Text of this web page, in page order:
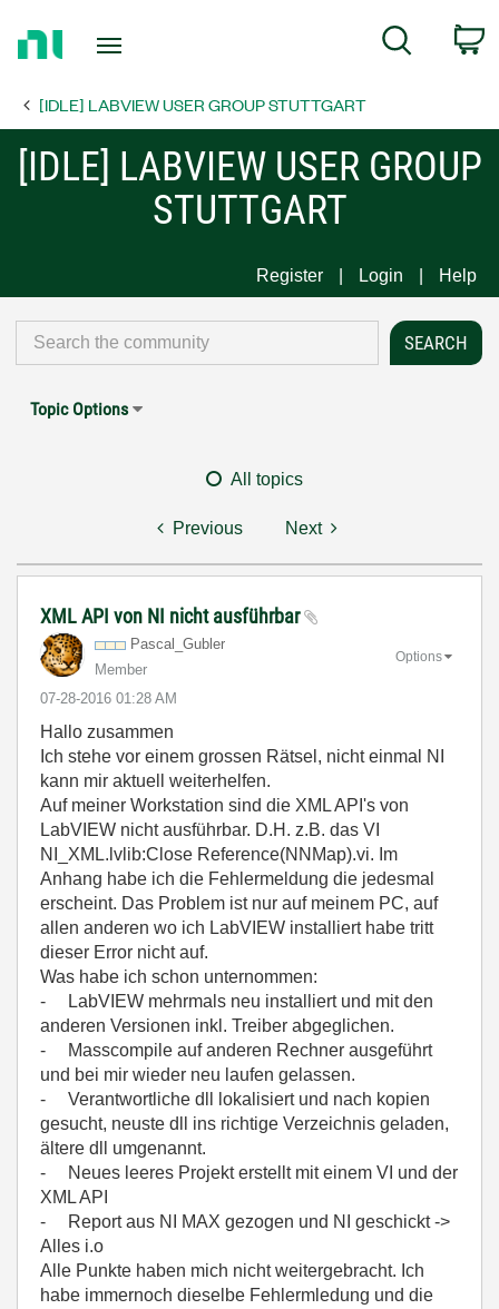
Page
Search
[IDLE] LABVIEW USER GROUP STUTTGART
[IDLE] LABVIEW USER GROUP
STUTTGART
Register Login Help
Topic Options
All topics
Previous Next
XML API von NI nicht ausführbar
Pascal_Gubler
Member
‎07-28-2016 01:28 AM
Options
Hallo zusammen
Ich stehe vor einem grossen Rätsel, nicht einmal NI
kann mir aktuell weiterhelfen.
Auf meiner Workstation sind die XML API's von
LabVIEW nicht ausführbar. D.H. z.B. das VI
NI_XML.lvlib:Close Reference(NNMap).vi. Im
Anhang habe ich die Fehlermeldung die jedesmal
erscheint. Das Problem ist nur auf meinem PC, auf
allen anderen wo ich LabVIEW installiert habe tritt
dieser Error nicht auf.
Was habe ich schon unternommen:
- LabVIEW mehrmals neu installiert und mit den
anderen Versionen inkl. Treiber abgeglichen.
- Masscompile auf anderen Rechner ausgeführt
und bei mir wieder neu laufen gelassen.
- Verantwortliche dll lokalisiert und nach kopien
gesucht, neuste dll ins richtige Verzeichnis geladen,
ältere dll umgenannt.
- Neues leeres Projekt erstellt mit einem VI und der
XML API
- Report aus NI MAX gezogen und NI geschickt ->
Alles i.o
Alle Punkte haben mich nicht weitergebracht. Ich
habe immernoch dieselbe Fehlermledung und die